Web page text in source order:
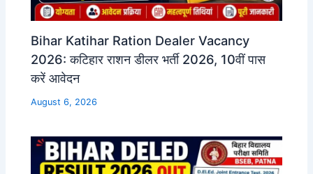
Bihar Katihar Ration Dealer Vacancy
2026: कटिहार राशन डीलर भर्ती 2026, 10वीं पास
करें आवेदन
August 6, 2026